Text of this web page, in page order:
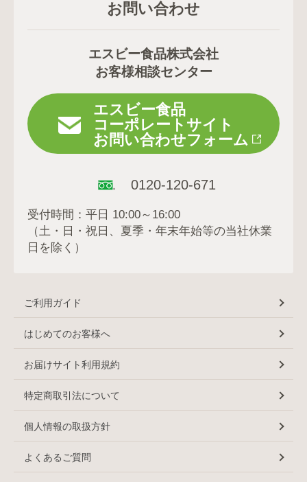
お問い合わせ
エスビー食品株式会社
お客様相談センター
エスビー食品
コーポレートサイト
お問い合わせフォーム
0120-120-671
受付時間：平日 10:00～16:00
（土・日・祝日、夏季・年末年始等の当社休業
日を除く）
ご利用ガイド
はじめてのお客様へ
お届けサイト利用規約
特定商取引法について
個人情報の取扱方針
よくあるご質問